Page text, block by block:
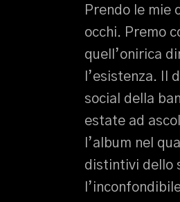
Prendo le mie
occhi. Premo
quell’onirica
l’esistenza. Il
social della
estate ad
l’album nel
distintivi dello